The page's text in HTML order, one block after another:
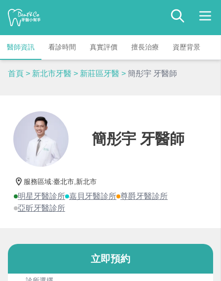
醫師資訊 看診時間 真實評價 擅長治療 資歷背景
首頁 > 新北市牙醫 > 新莊區牙醫 > 簡彤宇 牙醫師
簡彤宇 牙醫師
服務區域:臺北市,新北市
明星牙醫診所 嘉貝牙醫診所 尊爵牙醫診所
亞昕牙醫診所
立即預約